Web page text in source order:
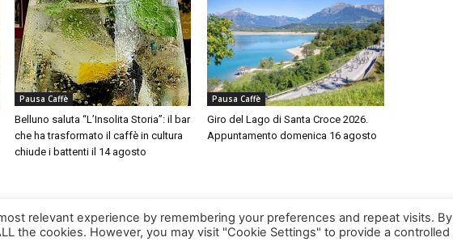
Pausa Caffè
Belluno saluta “L’Insolita Storia”: il bar
che ha trasformato il caffè in cultura
chiude i battenti il 14 agosto
Pausa Caffè
Giro del Lago di Santa Croce 2026.
Appuntamento domenica 16 agosto
relevant experience by remembering your preferences and repeat visits. By
the cookies. However, you may visit "Cookie Settings" to provide a controlled